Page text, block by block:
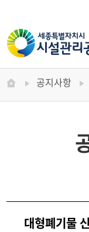
공지사항
HOME
공지사항
대형폐기물